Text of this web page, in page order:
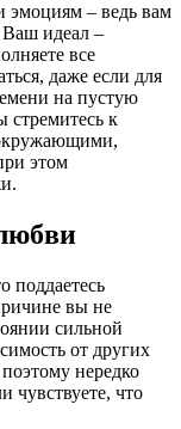
эмоциям – ведь вам
Ваш идеал –
все
даже если для
на пустую
стремитесь к
этом
поддаетесь
вы не
сильной
от других
нередко
чувствуете, что